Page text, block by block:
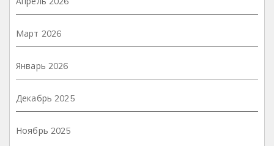
Март 2026
Январь 2026
Декабрь 2025
Ноябрь 2025